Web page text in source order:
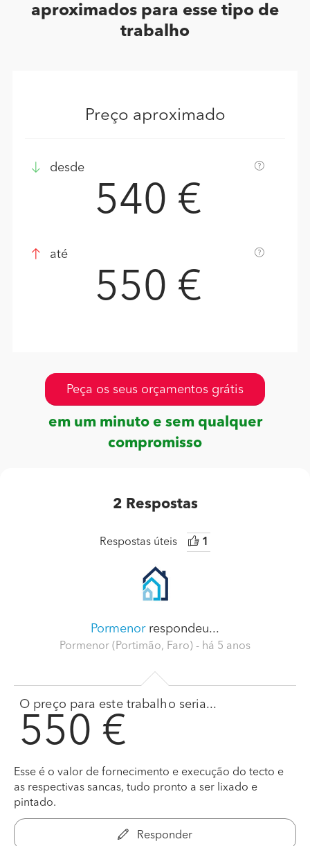
aproximados para esse tipo de
trabalho
Preço aproximado
desde
540 €
até
550 €
Peça os seus orçamentos grátis
em um minuto e sem qualquer
compromisso
2 Respostas
Respostas úteis 1
Pormenorrespondeu...
Pormenor (Portimão, Faro) - há 5 anos
O preço para este trabalho seria...
550 €
Esse é o valor de fornecimento e execução do tecto e
as respectivas sancas, tudo pronto a ser lixado e
pintado.
Responder